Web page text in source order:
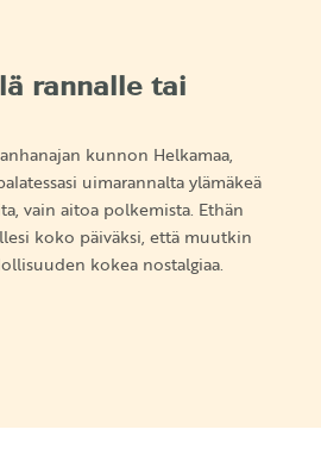
rannalle tai
kunnon Helkamaa,
uimarannalta ylämäkeä
vain aitoa polkemista. Ethän
koko päiväksi, että muutkin
kokea nostalgiaa.